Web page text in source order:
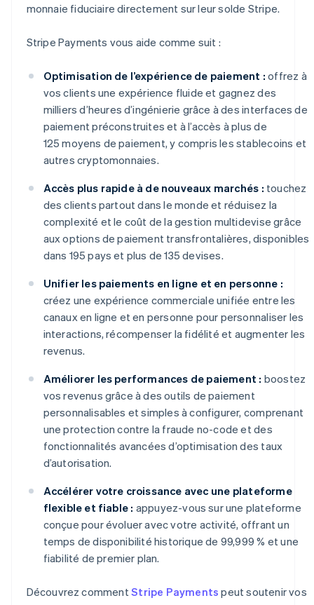
monnaie fiduciaire directement sur leur solde Stripe.
Stripe Payments vous aide comme suit :
Optimisation de l’expérience de paiement : offrez à
vos clients une expérience fluide et gagnez des
milliers d’heures d’ingénierie grâce à des interfaces de
paiement préconstruites et à l’accès à plus de
125 moyens de paiement, y compris les stablecoins et
autres cryptomonnaies.
Accès plus rapide à de nouveaux marchés : touchez
des clients partout dans le monde et réduisez la
complexité et le coût de la gestion multidevise grâce
aux options de paiement transfrontalières, disponibles
dans 195 pays et plus de 135 devises.
Unifier les paiements en ligne et en personne :
créez une expérience commerciale unifiée entre les
canaux en ligne et en personne pour personnaliser les
interactions, récompenser la fidélité et augmenter les
revenus.
Améliorer les performances de paiement : boostez
vos revenus grâce à des outils de paiement
personnalisables et simples à configurer, comprenant
une protection contre la fraude no-code et des
fonctionnalités avancées d’optimisation des taux
d’autorisation.
Accélérer votre croissance avec une plateforme
flexible et fiable : appuyez-vous sur une plateforme
conçue pour évoluer avec votre activité, offrant un
temps de disponibilité historique de 99,999 % et une
fiabilité de premier plan.
Découvrez commentStripe Payments peut soutenir vos